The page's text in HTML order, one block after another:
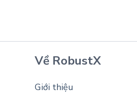
Về RobustX
Giới thiệu